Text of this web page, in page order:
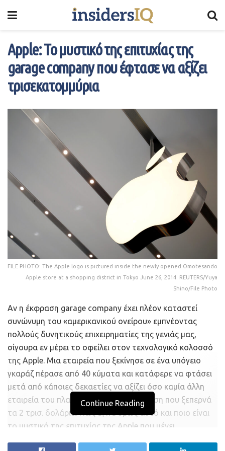
Apple: Το μυστικό της επιτυχίας της
garage company που έφτασε να αξίζει
τρισεκατομμύρια
FILE PHOTO: The Apple logo is pictured inside the newly opened Omotesando
Apple store at a shopping district in Tokyo June 26, 2014. REUTERS/Yuya
Shino/File Photo
Αν η έκφραση garage company έχει πλέον καταστεί
συνώνυμη του «αμερικανικού ονείρου» εμπνέοντας
πολλούς δυνητικούς επιχειρηματίες της γενιάς μας,
σίγουρα εν μέρει το οφείλει στον τεχνολογικό κολοσσό
της Apple. Μια εταιρεία που ξεκίνησε σε ένα υπόγειο
γκαράζ πέρασε από 40 κύματα και κατάφερε να φτάσει
μετά από κάποιες δεκαετίες να αξίζει όσο καμία άλλη
εταιρεία του πλανήτη, με κεφαλαιοποίηση που ξεπερνά
τα 2 τρισ. δολάρια. Πώς έγινε όμως αυτό και ποιο είναι
το μυστικό της επιτυχίας της Apple που μένει
Continue Reading